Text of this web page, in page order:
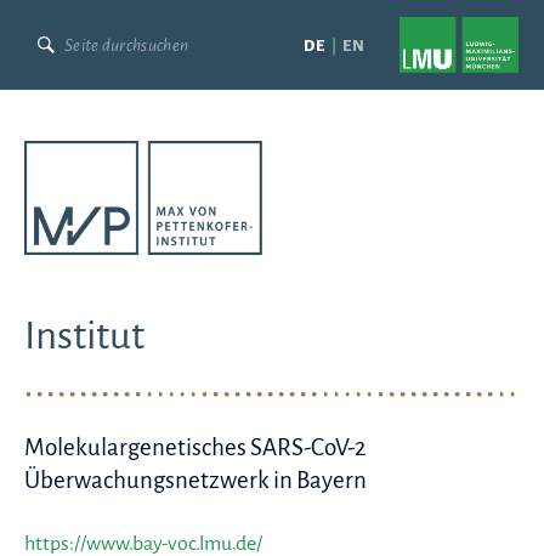
to
EN
DE
Institut
Molekulargenetisches SARS-CoV-2
Überwachungsnetzwerk in Bayern
https://www.bay-voc.lmu.de/